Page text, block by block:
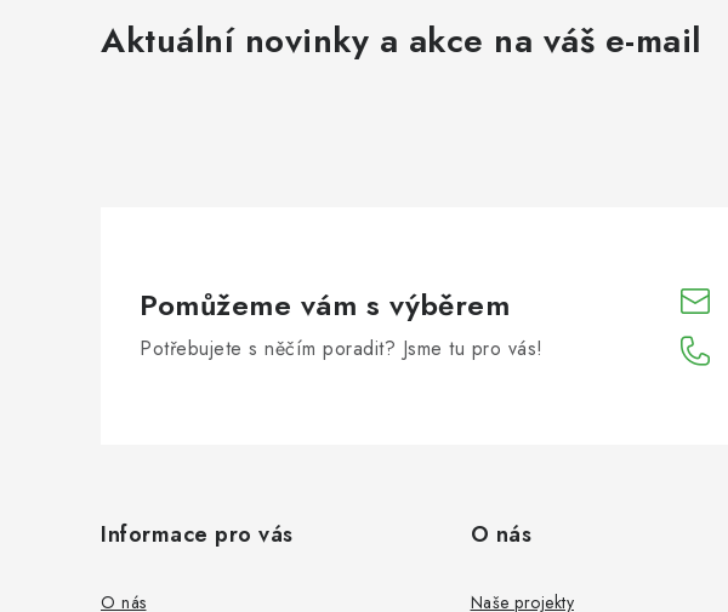
Aktuální novinky a akce na váš e-mail
Pomůžeme vám s výběrem
Potřebujete s něčím poradit? Jsme tu pro vás!
Informace pro vás
O nás
O nás
Naše projekty